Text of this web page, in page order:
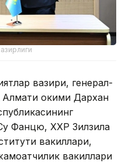
вазири, генерал-
ҳокими Дархан
Фанцю, ХХР Зилзила
вакиллари,
вакиллари